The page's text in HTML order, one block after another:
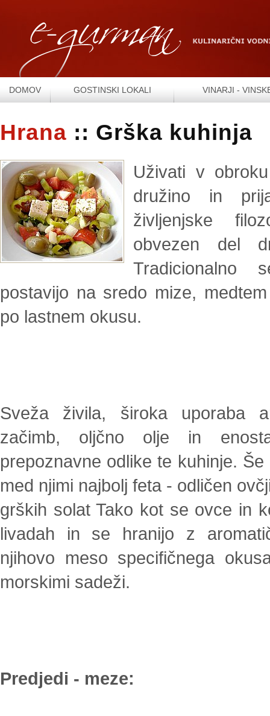
DOMOV GOSTINSKI LOKALI VINARJI -
Hrana :: Grška kuhinja
Uživati v
družino in
življenjske
obvezen del
Tradicionalno
postavijo na sredo mize,
po lastnem okusu.
Sveža živila, široka uporaba
začimb, oljčno olje in
prepoznavne odlike te kuhinje.
med njimi najbolj feta - odličen
grških solat Tako kot se ovce in
livadah in se hranijo z
njihovo meso specifičnega
morskimi sadeži.
Predjedi - meze: